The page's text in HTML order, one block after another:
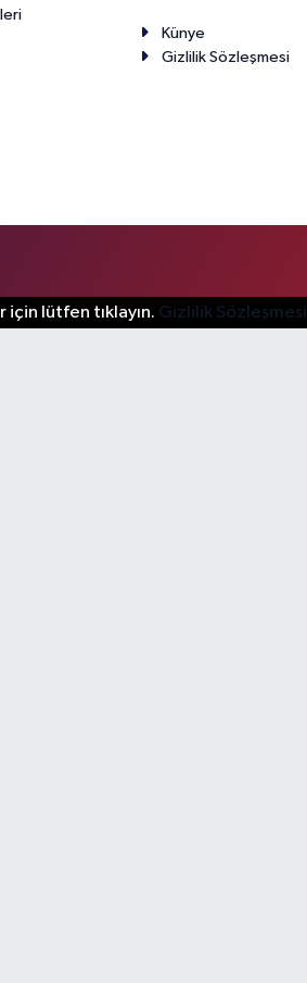
Künye
Gizlilik Sözleşmesi
lütfen tıklayın. Gizlilik Sözleşmesi